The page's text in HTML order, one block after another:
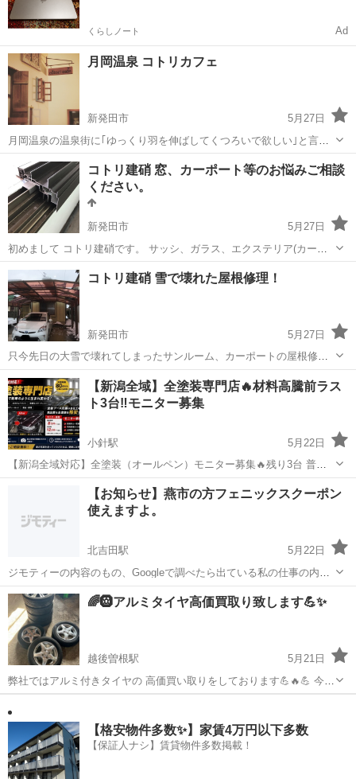
くらしノート Ad
月岡温泉 コトリカフェ
新発田市
5月27日
月岡温泉の温泉街に｢ゆっくり羽を伸ばしてくつろいで欲しい｣と言う
気持ちでOPENしたCotori Cafe 本格的な紅茶を専門とし有名バリスタ
監修の珈琲、手作りケーキ各種、新潟県産ブランド豚｢甘豚｣を使用し
たシチューラ...
新潟 新発田市 その他
コトリ建硝 窓、カーポート等のお悩みご相談
ください。
新発田市
5月27日
初めまして コトリ建硝です。 サッシ、ガラス、エクステリア(カーポ
ート、テラス、風除室、手すり等)キッチン取り付け等何でもご相談く
ださい！ 私どもは主にLIXIL製品全般の取り付けを行っている施行業者
です！(他メーカーも...
新潟 新発田市 その他 カーポート
コトリ建硝 雪で壊れた屋根修理！
新発田市
5月27日
只今先日の大雪で壊れてしまったサンルーム、カーポートの屋根修理
が増えています。 パネルのみの交換、部品修理、新品への交換、補強
工事、状況に応じてご提案させて頂いております。 まずはお気軽にご
相談ください！ コトリ建硝 渡邉 亮太
新潟 新発田市 その他 サンルーム
【新潟全域】全塗装専門店🔥材料高騰前ラス
ト3台‼️モニター募集
小針駅
5月22日
【新潟全域対応】全塗装（オールペン）モニター募集🔥残り3台 普段
は会社員として板金塗装の仕事をしている齋藤です。 この度、技術向
上・施工実績作りのため モニター車両を募集しています！ 現在、ナフ
サの影響による 塗料・シ...
小針駅 その他 モニター
【お知らせ】燕市の方フェニックスクーポン
使えますよ。
北吉田駅
5月22日
ジモティーの内容のもの、Googleで調べたら出ている私の仕事の内容
の支払いをフェニックスクーポンでできます。燕市の定期いちびも、
カテキョも、私ができる範囲の電気工事もです。よろしくお願いしま
す。
新潟 燕市 北吉田駅 その他 クーポン
🌈🛞アルミタイヤ高価買取り致します💪✨
越後曽根駅
5月21日
弊社ではアルミ付きタイヤの 高価買い取りをしております💪🔥💪 今年
に入り一般の方からのアルミタイヤ お持ち込みが凄く増えております
🎉🎊 県内全域を買い取り対象としておりますので大量にある企業様向
けとして 引取りによる買い...【格安物件多数✨】家賃4万円以下多数
【保証人ナシ】賃貸物件多数掲載！